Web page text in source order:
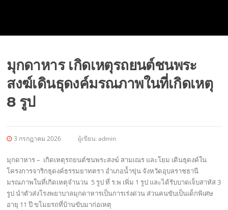
มุกดาหาร เกิดเหตุรถยนต์ชนพระ
สงฆ์เดินธุดงค์มรณภาพในที่เกิดเหตุ
8 รูป
3 กรกฎาคม 2026 ผู้เขียน:admin
มุกดาหาร – เกิดเหตุรถยนต์ชนพระสงฆ์ สามเณร และโยม เดินธุดงค์ใน
โครงการจาริกธุดงค์ธรรมยาทตรา อำเภอน้ำขุ่น จังหวัดอุบลราชธานี
มรณภาพในที่เกิดเหตุจำนวน 5 รูป ที่ ร.พ เพิ่ม 1 รูป และได้รับบาดเจ็บสาหัส 3
รูป นำตัวส่งโรงพยาบาลมุกดาหารเป็นการเร่งด่วน ส่วนคนขับเป็นเด็กพิเศษ
อายุ 11 ปี ขโมยรถที่บ้านขับมาก่อเหตุ